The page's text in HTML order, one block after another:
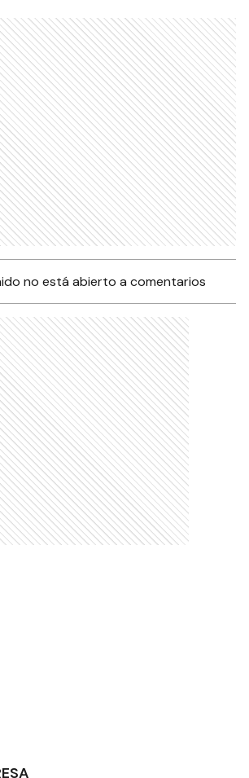
no está abierto a comentarios